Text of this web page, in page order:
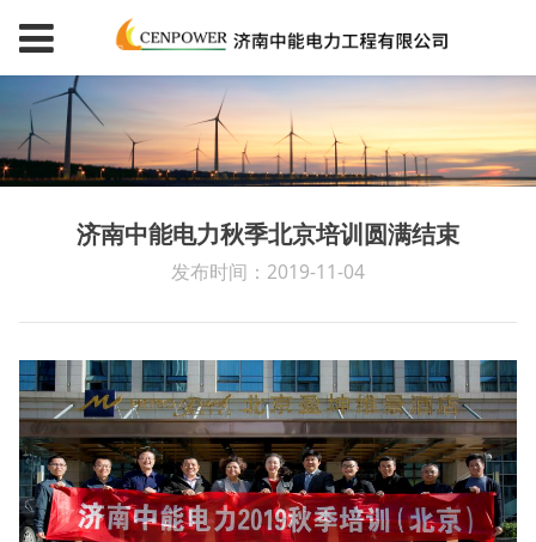
济南中能电力秋季北京培训圆满结束
发布时间：2019-11-04